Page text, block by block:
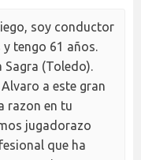
soy conductor
tengo 61 años.
Sagra (Toledo).
a este gran
razon en tu
jugadorazo
que ha